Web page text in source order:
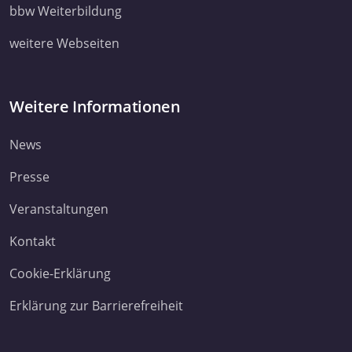
ihnen bereitgestellt haben oder die sie im Rahmen Ihrer
Cookies, wenn Sie unsere Webseite weiterhin nutzen.
bbw Weiterbildung
weitere Webseiten
Weitere Informationen
News
Presse
Veranstaltungen
Kontakt
Cookie-Erklärung
Erklärung zur Barrierefreiheit